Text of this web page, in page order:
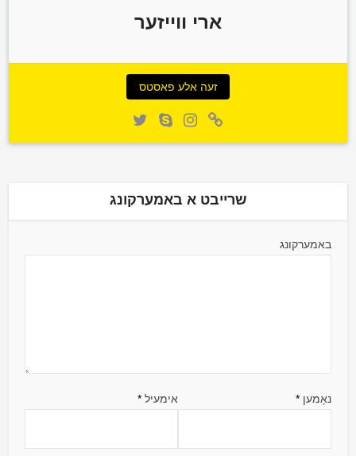
ארי ווייזער
זעה אלע פאסטס
שרייבט א באמערקונג
באמערקונג
נאָמען * אימעיל *